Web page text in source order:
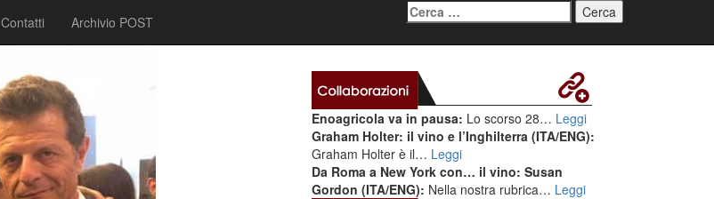
Contatti Archivio POST
Ricerca
per:
Enoagricola va in pausa: Lo scorso 28… Leggi
Graham Holter: il vino e l’Inghilterra (ITA/ENG):
Graham Holter è il… Leggi
Da Roma a New York con… il vino: Susan
Gordon (ITA/ENG): Nella nostra rubrica… Leggi